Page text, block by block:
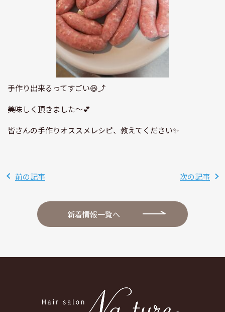
手作り出来るってすごい😆⤴️
美味しく頂きました～💕
皆さんの手作りオススメレシピ、教えてください✨
前の記事 次の記事
新着情報一覧へ